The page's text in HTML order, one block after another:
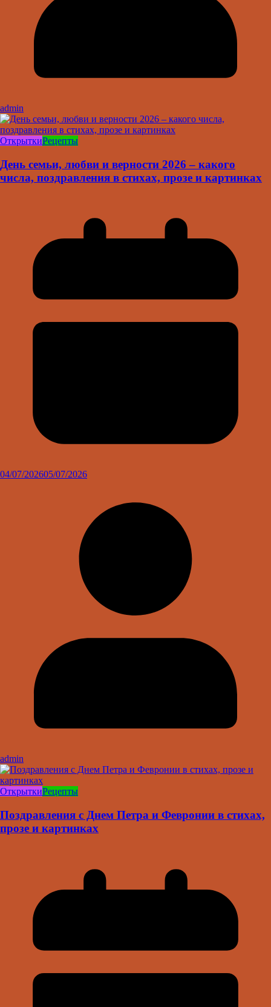
admin
ОткрыткиРецепты
День семьи, любви и верности 2026 – какого
числа, поздравления в стихах, прозе и картинках
04/07/202605/07/2026
admin
ОткрыткиРецепты
Поздравления с Днем Петра и Февронии в стихах,
прозе и картинках